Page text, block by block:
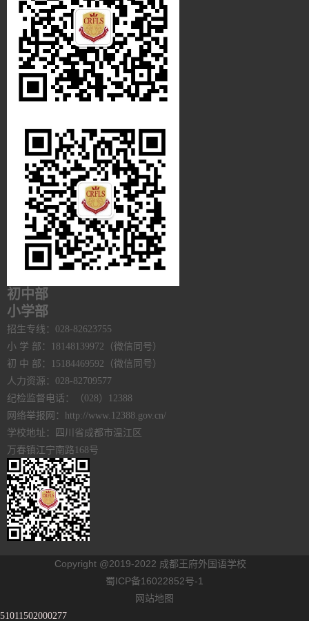
初中部
小学部
招生专线：028-82623755
小 学 部：18148139972（微信同号）
初 中 部：15184469592（微信同号）
人力资源：028-82709577
纪检监督电话：（028）12388
网络举报网：http://www.12388.gov.cn/
学校地址：四川省成都市温江区
万春镇江宁南路168号
Copyright @2019-2022 成都王府外国语学校
蜀ICP备16022852号-1
网站地图
51011502000277